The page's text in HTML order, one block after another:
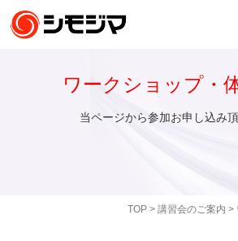
TOP> 講習会のご案内 >
ワークショップ・
当ページから参加お申し込み頂